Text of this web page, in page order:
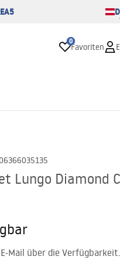
0
Favoriten
Lungo Diamond
Mail über die Verfügbarkeit.